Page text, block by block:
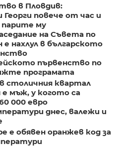
в Пловдив:
повече от час и
парите му
на Съвета по
нахлул в българското
първенство по
програмата
столичния квартал
мъж, у когото са
000 евро
днес, валежи и
е обявен оранжев код за